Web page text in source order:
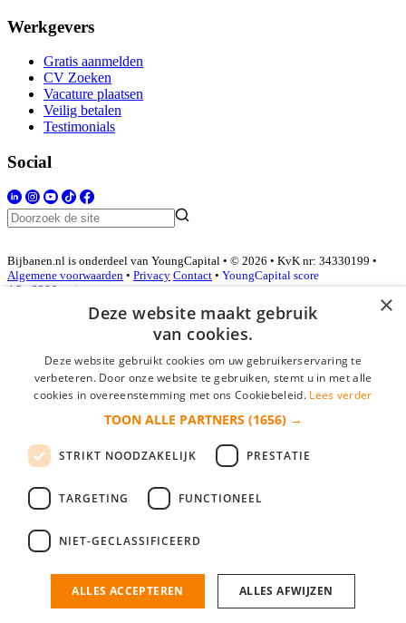
Werkgevers
Gratis aanmelden
CV Zoeken
Vacature plaatsen
Veilig betalen
Testimonials
Social
Bijbanen.nl is onderdeel van YoungCapital • © 2026 • KvK nr: 34330199 •
Algemene voorwaarden • Privacy Contact • YoungCapital score
4.3 - 3366 reviews
Inloggen als bedrijf
*
login gegevens onthouden
login
Bedrijf aanmelden
nieuwe collega/werknemer zo gevonden!
×
Deze website maakt gebruik
van cookies.
Deze website gebruikt cookies om uw gebruikerservaring te
verbeteren. Door onze website te gebruiken, stemt u in met alle
cookies in overeenstemming met ons Cookiebeleid. Lees verder
TOON ALLE PARTNERS (1656) →
STRIKT NOODZAKELIJK PRESTATIE
TARGETING FUNCTIONEEL
NIET-GECLASSIFICEERD
ALLES ACCEPTEREN ALLES AFWIJZEN